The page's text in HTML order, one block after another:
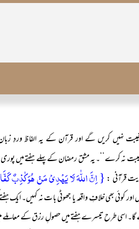
نہیں کریں گے اور قرآن کے یہ الفاظ وردِ
نہ کرے‘‘۔ یہ مشق رمضان کے پہلے ہفتے میں
قرآنی :{ اِنَّ اللّٰہَ لَا یَہۡدِیۡ مَنۡ ہُوَ کٰذِبٌ کَفَّارٌ
کوئی بھی خلافِ واقعہ یا جھوٹی بات نہ کہیں۔ ایک
اسی طرح تیسرے ہفتے میں حصولِ رزق کے معاملے